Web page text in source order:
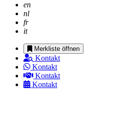
en
nl
fr
it
Merkliste öffnen
Kontakt
Kontakt
Kontakt
Kontakt